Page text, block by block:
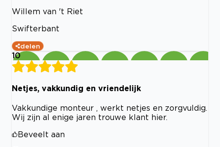
Willem van 't Riet
Swifterbant
delen
10
Netjes, vakkundig en vriendelijk
Vakkundige monteur , werkt netjes en zorgvuldig.
Wij zijn al enige jaren trouwe klant hier.
Beveelt aan